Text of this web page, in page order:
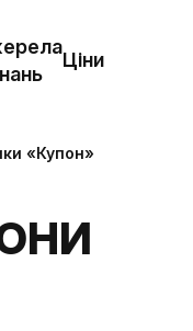
Ціни
«Купон»